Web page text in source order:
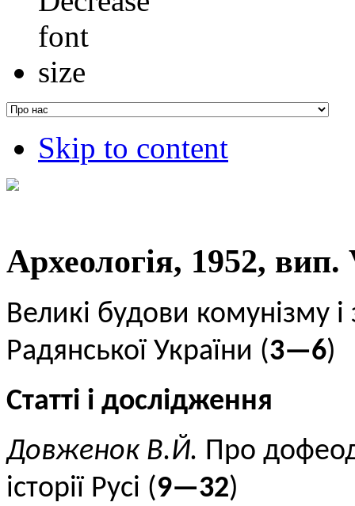
Skip to content
Археологія, 1952, вип.
Великі будови комунізму і
Радянської України (3—6)
Статті і дослідження
Довженок В.Й. Про
історії Русі (9—32)